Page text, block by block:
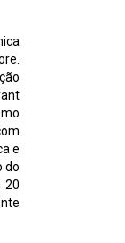
e
do
20